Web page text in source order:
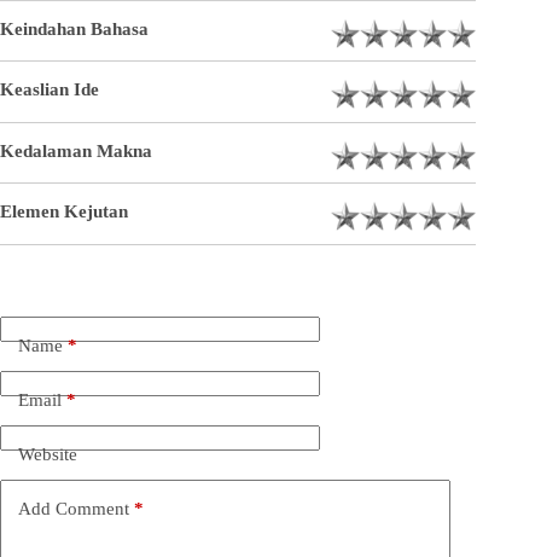
Keindahan Bahasa
Keaslian Ide
Kedalaman Makna
Elemen Kejutan
Name*
Email*
Website
Add Comment *